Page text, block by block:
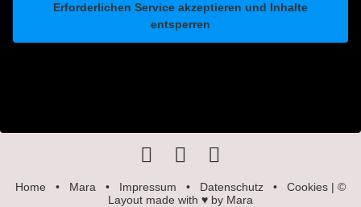
Erforderlichen Service akzeptieren und Inhalte
entsperren
Home • Mara • Impressum • Datenschutz • Cookies | ©
Layout made with ♥ by Mara